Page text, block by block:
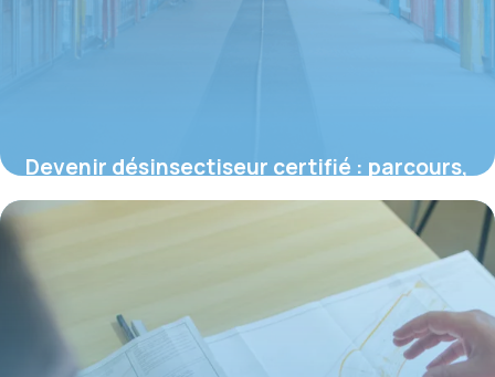
Devenir désinsectiseur certifié : parcours,
compétences et spécificités du métier